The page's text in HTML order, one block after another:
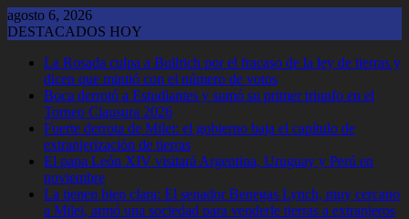
Saltar
al
agosto 6, 2026
DESTACADOS HOY
La Rosada culpa a Bullrich por el fracaso de la ley de tierras y
dicen que mintió con el número de votos
Boca derrotó a Estudiantes y sumó su primer triunfo en el
Torneo Clausura 2026
Fuerte derrota de Milei: el gobierno baja el capítulo de
extranjerización de tierras
El papa León XIV visitará Argentina, Uruguay y Perú en
noviembre
La tienen bien clara: El senador Benegas Lynch, muy cercano
a Milei, armó una sociedad para venderle tierras a extranjeros